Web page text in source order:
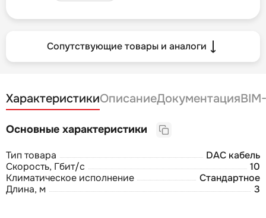
Сопутствующие товары и аналоги
ХарактеристикиОписаниеДокументация
Основные характеристики
Тип товара
DAC кабель
Скорость, Гбит/с
10
Климатическое исполнение
Стандартное
Длина, м
3